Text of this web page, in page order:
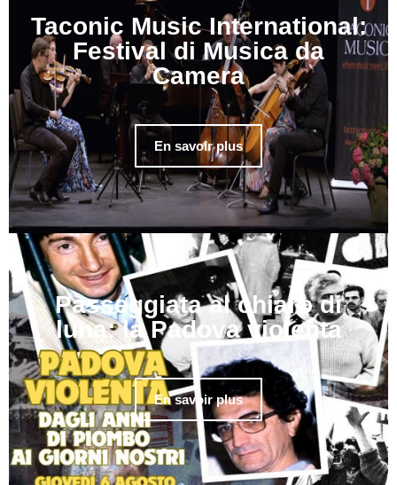
Taconic Music International:
Festival di Musica da
Camera
En savoir plus
Passeggiata al chiaro di
luna: la Padova violenta
En savoir plus